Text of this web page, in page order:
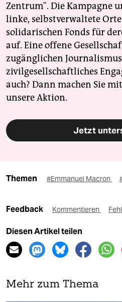
Zentrum". Die Kampagne
linke, selbstverwaltete
solidarischen Fonds für
auf. Eine offene
zugänglichen
zivilgesellschaftliches
auch? Dann machen Sie
unsere Aktion.
Jetzt
Themen #Emmanuel Macron
Feedback Kommentieren
Diesen Artikel teilen
Mehr zum Thema